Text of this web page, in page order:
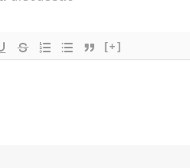
[+]